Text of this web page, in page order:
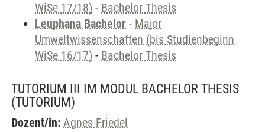
WiSe 17/18) - Bachelor Thesis
Leuphana Bachelor - Major
Umweltwissenschaften (bis Studienbeginn
WiSe 16/17) - Bachelor Thesis
TUTORIUM III IM MODUL BACHELOR THESIS
(TUTORIUM)
Dozent/in: Agnes Friedel